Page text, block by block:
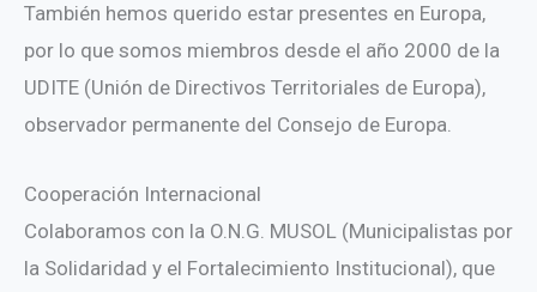
También hemos querido estar presentes en Europa,
por lo que somos miembros desde el año 2000 de la
UDITE (Unión de Directivos Territoriales de Europa),
observador permanente del Consejo de Europa.
Cooperación Internacional
Colaboramos con la O.N.G. MUSOL (Municipalistas por
la Solidaridad y el Fortalecimiento Institucional), que